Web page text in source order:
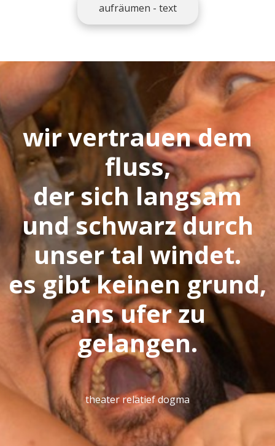
aufräumen - text
wir vertrauen dem
fluss,
der sich langsam
und schwarz durch
unser tal windet.
es gibt keinen grund,
ans ufer zu
gelangen.
theater relatief dogma